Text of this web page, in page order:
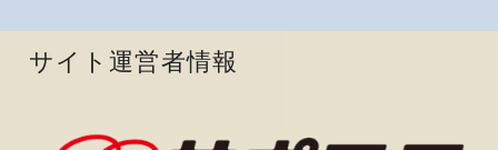
サイト運営者情報